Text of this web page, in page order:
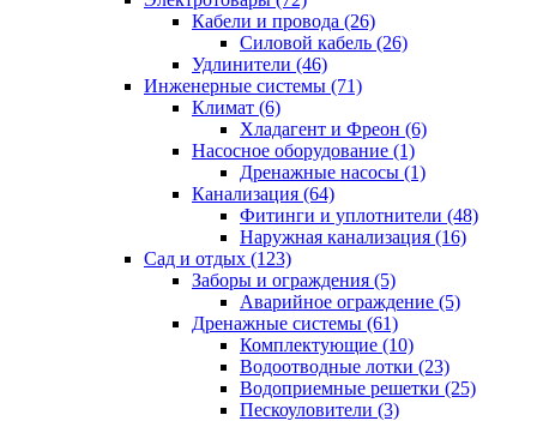
Кабели и провода (26)
Силовой кабель (26)
Удлинители (46)
Инженерные системы (71)
Климат (6)
Хладагент и Фреон (6)
Насосное оборудование (1)
Дренажные насосы (1)
Канализация (64)
Фитинги и уплотнители (48)
Наружная канализация (16)
Сад и отдых (123)
Заборы и ограждения (5)
Аварийное ограждение (5)
Дренажные системы (61)
Комплектующие (10)
Водоотводные лотки (23)
Водоприемные решетки (25)
Пескоуловители (3)